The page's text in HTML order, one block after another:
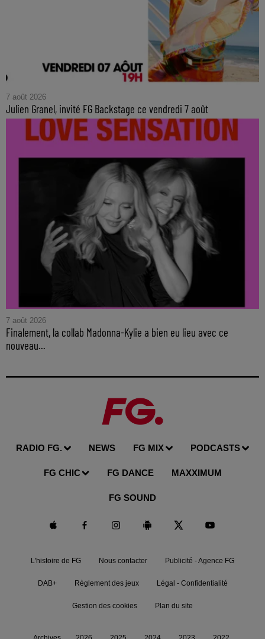
7 août 2026
Julien Granel, invité FG Backstage ce vendredi 7 août
7 août 2026
Finalement, la collab Madonna-Kylie a bien eu lieu avec ce
nouveau...
RADIO FG. NEWS FG MIX PODCASTS
FG CHIC FG DANCE MAXXIMUM
FG SOUND
L'histoire de FG Nous contacter Publicité - Agence FG
DAB+ Règlement des jeux Légal - Confidentialité
Gestion des cookies Plan du site